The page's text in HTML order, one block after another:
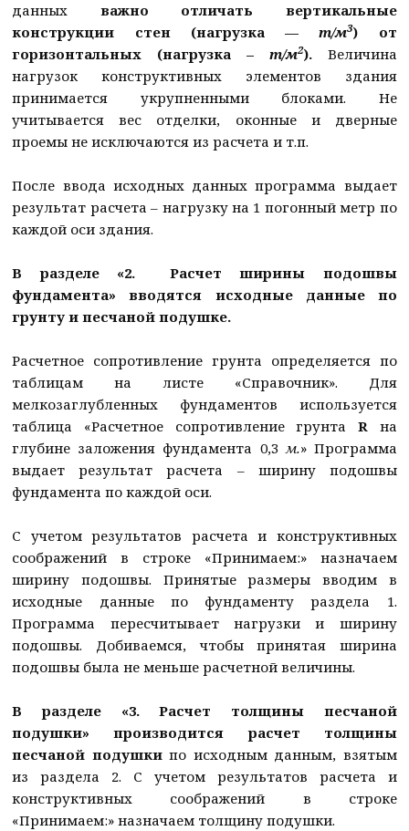
данных важно отличать вертикальные
конструкции стен (нагрузка —т/м3) от
горизонтальных (нагрузка – т/м2).Величина
нагрузок конструктивных элементов здания
принимается укрупненными блоками. Не
учитывается вес отделки, оконные и дверные
проемы не исключаются из расчета и т.п.
После ввода исходных данных программа выдает
результат расчета – нагрузку на 1 погонный метр по
каждой оси здания.
В разделе «2. Расчет ширины подошвы
фундамента» вводятся исходные данные по
грунту и песчаной подушке.
Расчетное сопротивление грунта определяется по
таблицам на листе «Справочник». Для
мелкозаглубленных фундаментов используется
таблица «Расчетное сопротивление грунта Rна
глубине заложения фундамента 0,3м.» Программа
выдает результат расчета – ширину подошвы
фундамента по каждой оси.
С учетом результатов расчета и конструктивных
соображений в строке «Принимаем:» назначаем
ширину подошвы. Принятые размеры вводим в
исходные данные по фундаменту раздела 1.
Программа пересчитывает нагрузки и ширину
подошвы. Добиваемся, чтобы принятая ширина
подошвы была не меньше расчетной величины.
В разделе «3. Расчет толщины песчаной
подушки» производится расчет толщины
песчаной подушкипо исходным данным, взятым
из раздела 2. С учетом результатов расчета и
конструктивных соображений в строке
«Принимаем:» назначаем толщину подушки.